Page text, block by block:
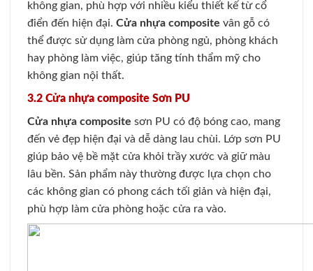
không gian, phù hợp với nhiều kiểu thiết kế từ cổ
điển đến hiện đại. Cửa nhựa composite vân gỗ có
thể được sử dụng làm cửa phòng ngủ, phòng khách
hay phòng làm việc, giúp tăng tính thẩm mỹ cho
không gian nội thất.
3.2 Cửa nhựa composite Sơn PU
Cửa nhựa composite sơn PU có độ bóng cao, mang
đến vẻ đẹp hiện đại và dễ dàng lau chùi. Lớp sơn PU
giúp bảo vệ bề mặt cửa khỏi trầy xước và giữ màu
lâu bền. Sản phẩm này thường được lựa chọn cho
các không gian có phong cách tối giản và hiện đại,
phù hợp làm cửa phòng hoặc cửa ra vào.